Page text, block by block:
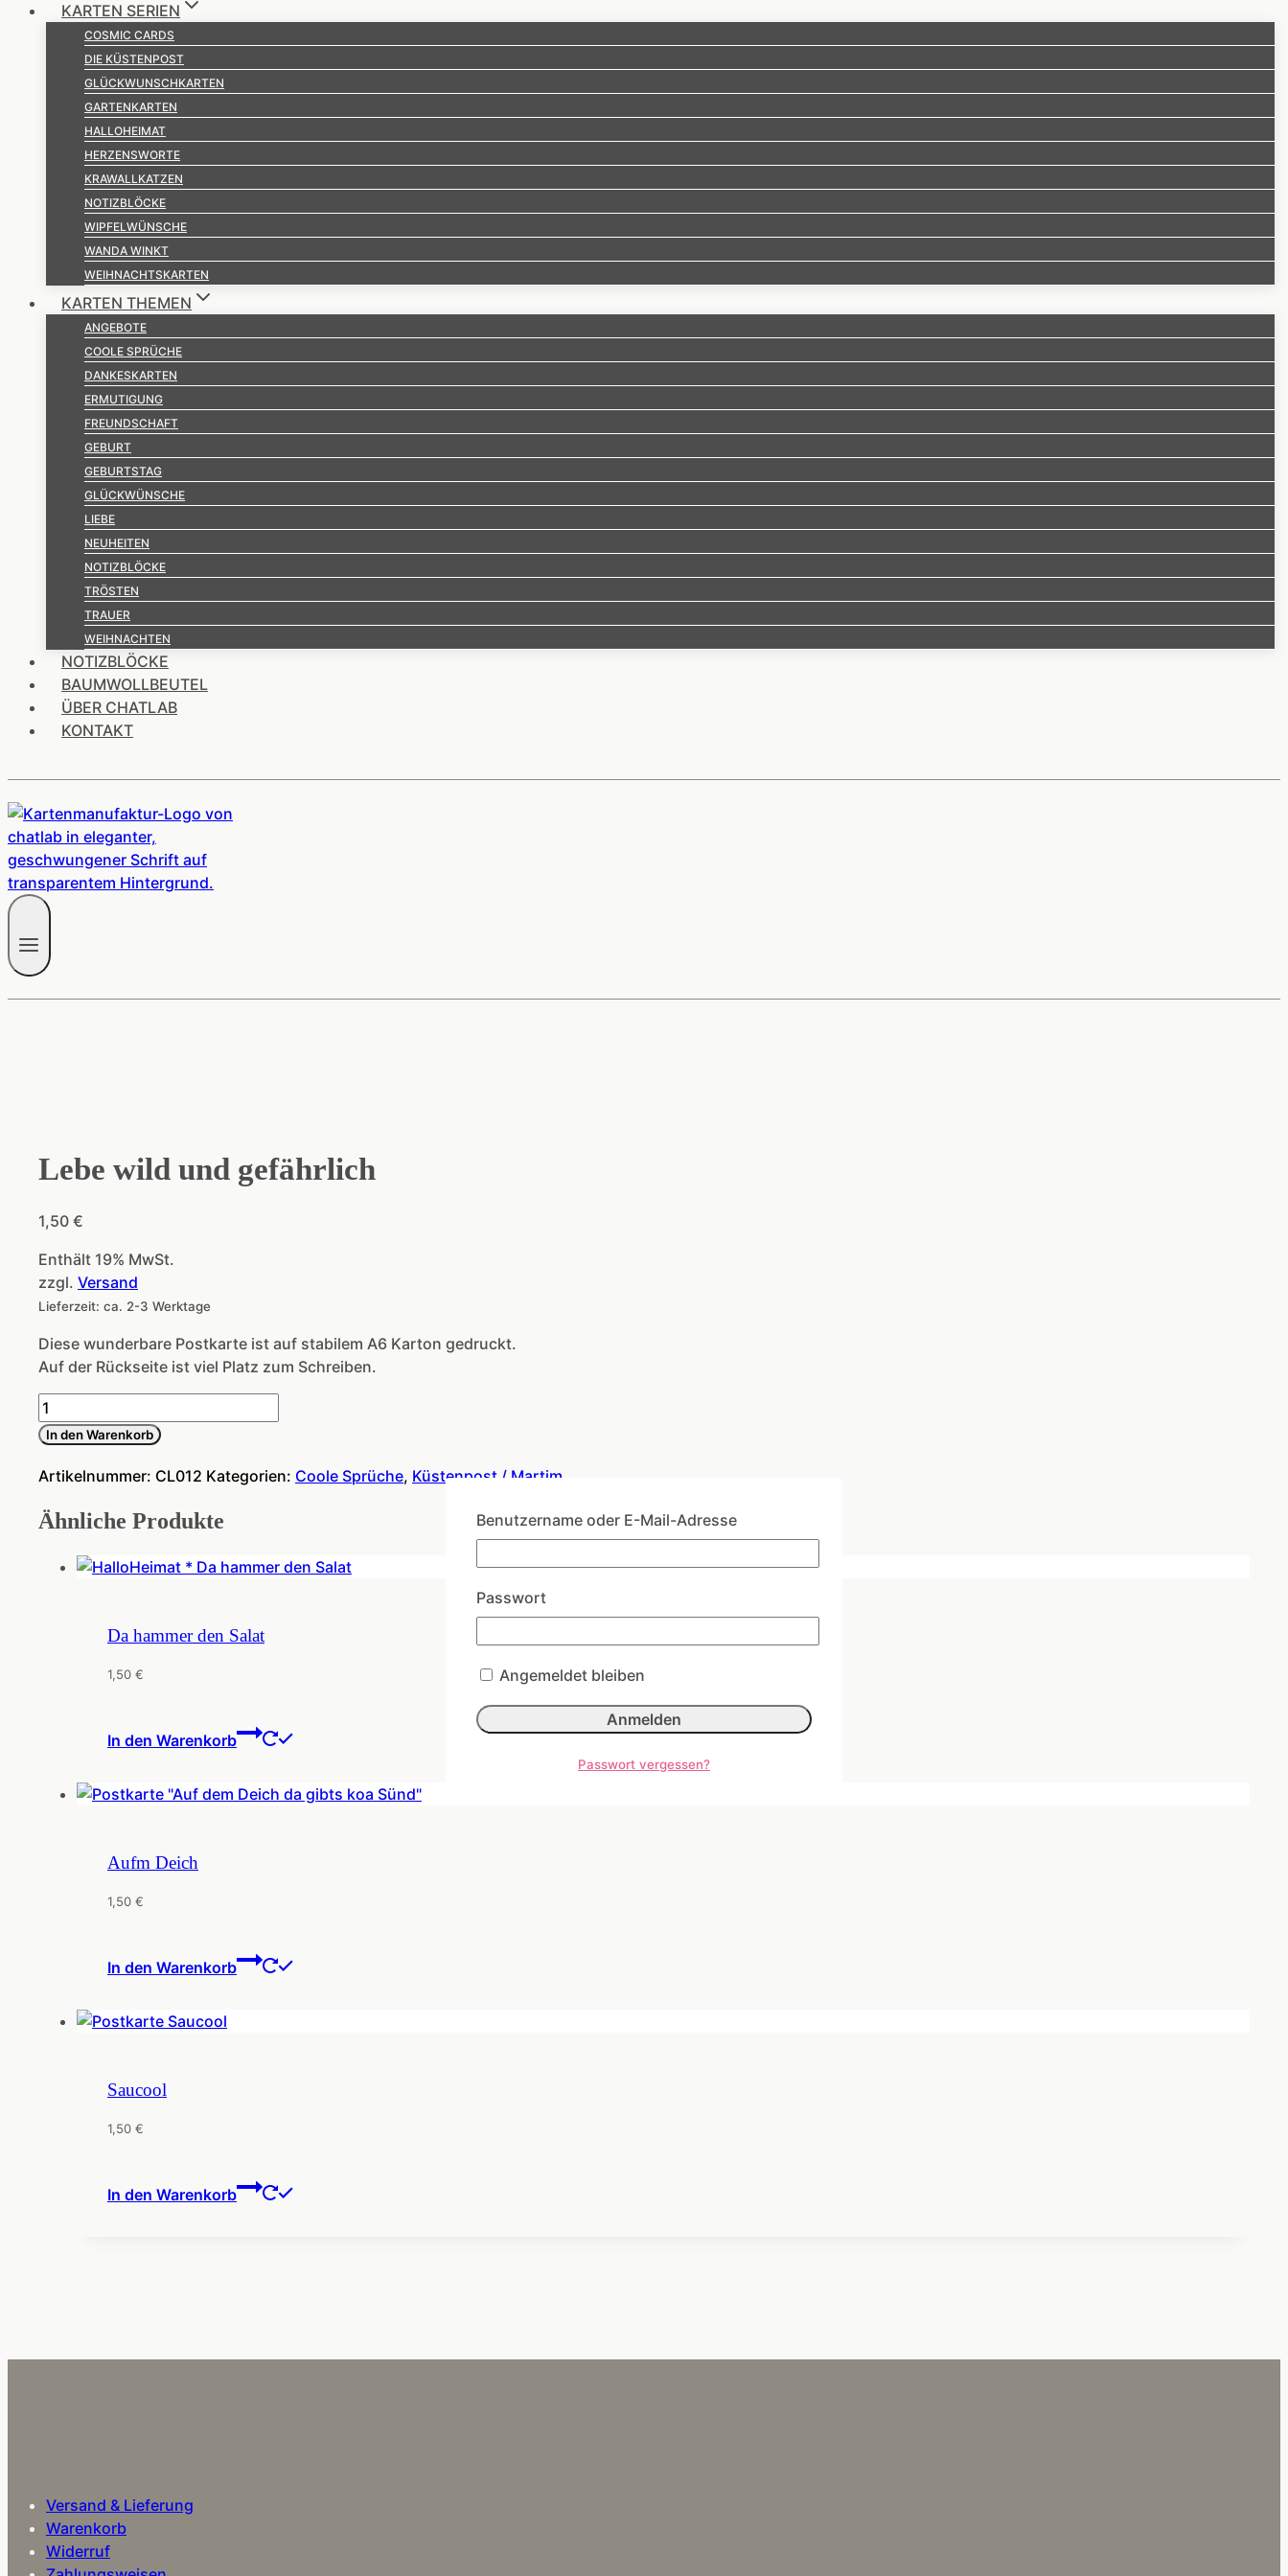
KARTEN SERIEN
COSMIC CARDS
DIE KÜSTENPOST
GLÜCKWUNSCHKARTEN
GARTENKARTEN
HALLOHEIMAT
HERZENSWORTE
KRAWALLKATZEN
NOTIZBLÖCKE
WIPFELWÜNSCHE
WANDA WINKT
WEIHNACHTSKARTEN
KARTEN THEMEN
ANGEBOTE
COOLE SPRÜCHE
DANKESKARTEN
ERMUTIGUNG
FREUNDSCHAFT
GEBURT
GEBURTSTAG
GLÜCKWÜNSCHE
LIEBE
NEUHEITEN
NOTIZBLÖCKE
TRÖSTEN
TRAUER
WEIHNACHTEN
NOTIZBLÖCKE
BAUMWOLLBEUTEL
ÜBER CHATLAB
KONTAKT
Lebe wild und gefährlich
1,50 €
Enthält 19% MwSt.
zzgl. Versand
Lieferzeit: ca. 2-3 Werktage
Diese wunderbare Postkarte ist auf stabilem A6 Karton gedruckt.
Auf der Rückseite ist viel Platz zum Schreiben.
Lebe
wild
und
gefährlich
In den Warenkorb
Artikelnummer: CL012 Kategorien: Coole Sprüche, Küstenpost / Martim
Ähnliche Produkte
Da hammer den Salat
1,50 €
In den Warenkorb
Aufm Deich
1,50 €
In den Warenkorb
Saucool
1,50 €
In den Warenkorb
Versand & Lieferung
Warenkorb
Widerruf
Benutzername oder E-Mail-Adresse
Passwort
Angemeldet bleiben
Passwort vergessen?